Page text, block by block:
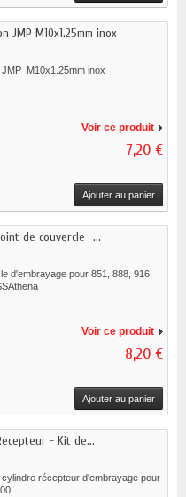
JMP M10x1.25mm inox
JMP M10x1.25mm inox
Voir ce produit
7,20 €
Ajouter au panier
de couvercle -...
d'embrayage pour 851, 888, 916,
Voir ce produit
8,20 €
Ajouter au panier
- Kit de...
cylindre récepteur d'embrayage pour